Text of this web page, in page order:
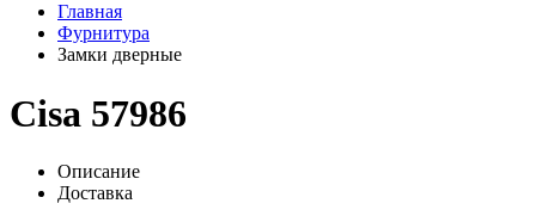
Главная
Фурнитура
Замки дверные
Cisa 57986
Описание
Доставка